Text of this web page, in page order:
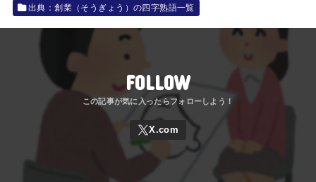
出典：創業（そうぎょう）の四字熟語一覧
FOLLOW